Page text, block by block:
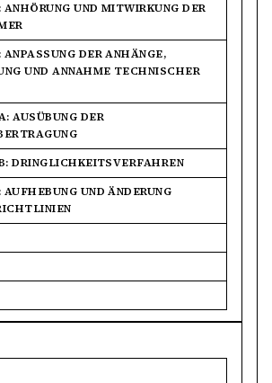
UND MITWIRKUNG DER
DER ANHÄNGE,
UND ANNAHME TECHNISCHER
AUSÜBUNG DER
DRINGLICHKEITSVERFAHREN
UND ÄNDERUNG